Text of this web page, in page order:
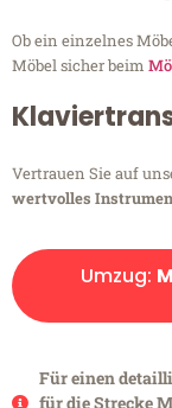
Ob ein einzelnes
Möbel sicher beim
Vertrauen Sie auf
wertvolles
Umzug:
Für einen
für die Strecke